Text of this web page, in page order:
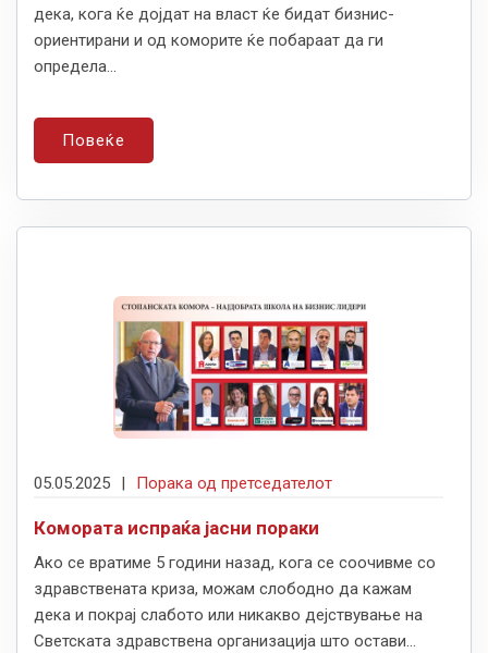
дека, кога ќе дојдат на власт ќе бидат бизнис-
ориентирани и од коморите ќе побараат да ги
определа...
Повеќе
05.05.2025 Порака од претседателот
Комората испраќа јасни пораки
Ако се вратиме 5 години назад, кога се соочивме со
здравствената криза, можам слободно да кажам
дека и покрај слабото или никакво дејствување на
Светската здравствена организација што остави...